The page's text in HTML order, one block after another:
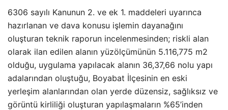
6306 sayılı Kanunun 2. ve ek 1. maddeleri uyarınca
hazırlanan ve dava konusu işlemin dayanağını
oluşturan teknik raporun incelenmesinden; riskli alan
olarak ilan edilen alanın yüzölçümünün 5.116,775 m2
olduğu, uygulama yapılacak alanın 36,37,66 nolu yapı
adalarından oluştuğu, Boyabat İlçesinin en eski
yerleşim alanlarından olan yerde düzensiz, sağlıksız ve
görüntü kirliliği oluşturan yapılaşmaların %65’inden